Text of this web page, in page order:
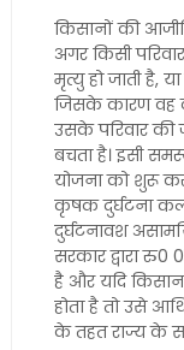
किसानों की
अगर किसी
मृत्यु हो जाती है,
जिसके कारण वह
उसके परिवार की
बचता है। इसी
योजना को शुरू
कृषक दुर्घटना
दुर्घटनावश
सरकार द्वारा
है और यदि किसान
होता है तो उसे
के तहत राज्य के